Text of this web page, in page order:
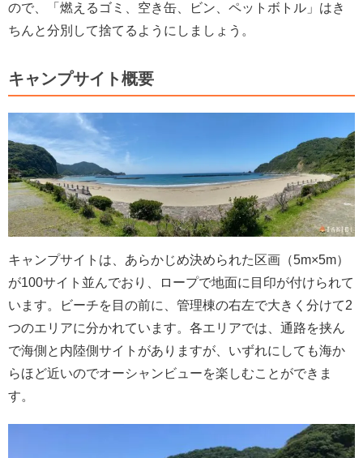
ので、「燃えるゴミ、空き缶、ビン、ペットボトル」はき
ちんと分別して捨てるようにしましょう。
キャンプサイト概要
キャンプサイトは、あらかじめ決められた区画（5m×5m）
が100サイト並んでおり、ロープで地面に目印が付けられて
います。ビーチを目の前に、管理棟の右左で大きく分けて2
つのエリアに分かれています。各エリアでは、通路を挟ん
で海側と内陸側サイトがありますが、いずれにしても海か
らほど近いのでオーシャンビューを楽しむことができま
す。